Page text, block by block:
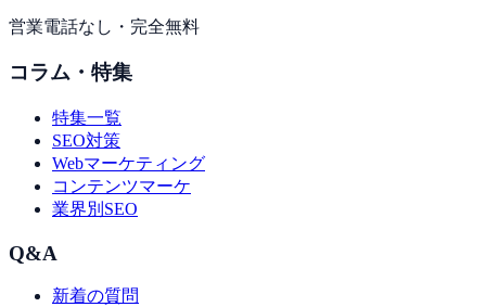
営業電話なし・完全無料
コラム・特集
特集一覧
SEO対策
Webマーケティング
コンテンツマーケ
業界別SEO
Q&A
新着の質問